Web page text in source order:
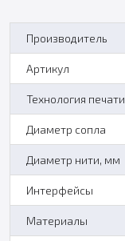
Производитель
Артикул
Технология печати
Диаметр сопла
Диаметр нити, мм
Интерфейсы
Материалы